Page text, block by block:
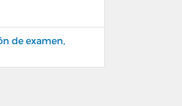
de examen,